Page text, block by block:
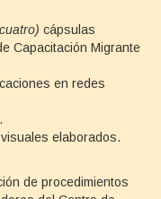
cápsulas
Capacitación Migrante
en redes
elaborados.
de procedimientos